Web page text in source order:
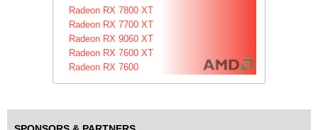
Radeon RX 7800 XT
Radeon RX 7700 XT
Radeon RX 9060 XT
Radeon RX 7600 XT
Radeon RX 7600